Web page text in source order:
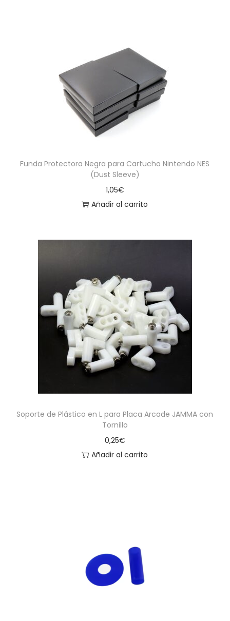
Funda Protectora Negra para Cartucho Nintendo NES
(Dust Sleeve)
1,05€
Añadir al carrito
Soporte de Plástico en L para Placa Arcade JAMMA con
Tornillo
0,25€
Añadir al carrito